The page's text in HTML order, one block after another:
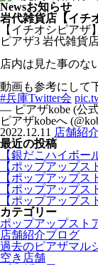
Newsお知らせ
岩代雑貨店【イチ
【イチオシピアザ】
ピアザ3 岩代雑貨
店内は見た事のな
動画も参考にして
#兵庫Twitter会
— ピアザkobe (公
ピアザkobeへ
2022.12.11 店舗紹
最近の投稿
【銀だこハイボ
【ポップアップス
【ポップアップス
【ポップアップス
【ポップアップス
カテゴリー
ポップアップスト
店舗紹介ブログ
過去のピアザマル
空き店舗